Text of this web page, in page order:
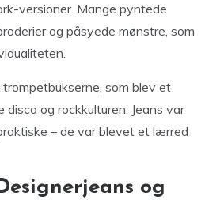
versioner. Mange pyntede
og påsyede mønstre, som
trompetbukserne, som blev et
og rockkulturen. Jeans var
– de var blevet et lærred
og